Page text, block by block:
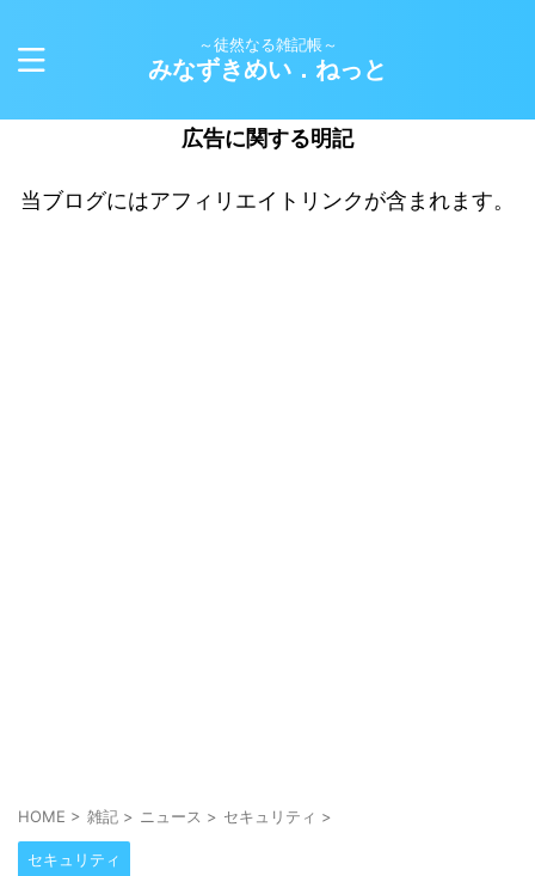
～徒然なる雑記帳～
みなずきめい．ねっと
広告に関する明記
当ブログにはアフィリエイトリンクが含まれます。
HOME > 雑記 > ニュース > セキュリティ >
セキュリティ